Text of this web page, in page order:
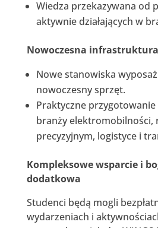
Wiedza przekazywana od
aktywnie działających w
Nowoczesna
Nowe stanowiska
nowoczesny sprzęt.
Praktyczne
branży elektromobilności,
precyzyjnym, logistyce i
Kompleksowe wsparcie i
dodatkowa
Studenci będą mogli
wydarzeniach i